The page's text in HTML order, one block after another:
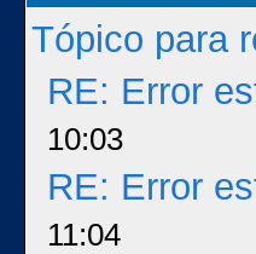
Tópico para
RE: Error
10:03
RE: Error
11:04